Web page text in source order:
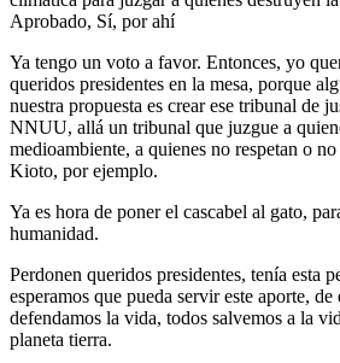
Aprobado, Sí, por ahí
Ya tengo un voto a favor. Entonces, yo
queridos presidentes en la mesa, porque
nuestra propuesta es crear ese tribunal de
NNUU, allá un tribunal que juzgue a
medioambiente, a quienes no respetan o
Kioto, por ejemplo.
Ya es hora de poner el cascabel al gato,
humanidad.
Perdonen queridos presidentes, tenía esta
esperamos que pueda servir este aporte, de
defendamos la vida, todos salvemos a la
planeta tierra.